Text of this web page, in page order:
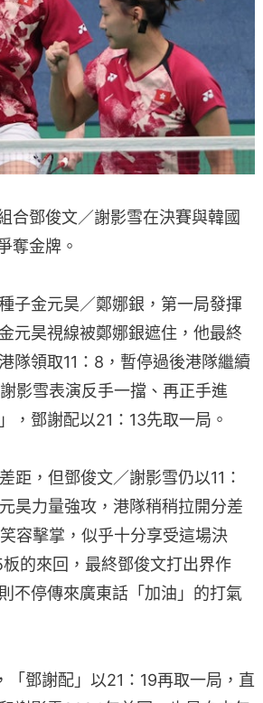
合鄧俊文／謝影雪在決賽與韓國
奪金牌。
子金元昊／鄭娜銀，第一局發揮
元昊視線被鄭娜銀遮住，他最終
隊領取11：8，暫停過後港隊繼續
影雪表演反手一擋、再正手進
，鄧謝配以21：13先取一局。
距，但鄧俊文／謝影雪仍以11：
昊力量強攻，港隊稍稍拉開分差
容擊掌，似乎十分享受這場決
的來回，最終鄧俊文打出界作
不停傳來廣東話「加油」的打氣
鄧謝配」以21：19再取一局，直